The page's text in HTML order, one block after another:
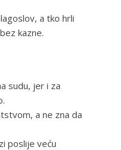
a tko hrli
kazne.
sudu, jer i za
a ne zna da
poslije veću